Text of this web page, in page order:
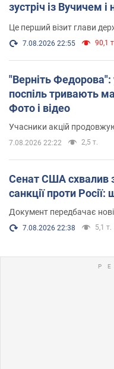
зустріч із Вучичем
Це перший візит глави
7.08.2026 22:55 90,1
"Верніть Федорова":
поспіль тривають
Фото і відео
Учасники акцій
7.08.2026 22:22 2,5 т.
Сенат США схвалив
санкції проти Росії:
Документ передбачає
7.08.2026 22:38 5,1 т.